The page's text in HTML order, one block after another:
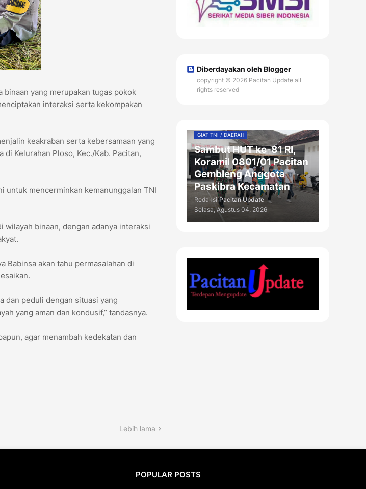
binaan yang merupakan tugas pokok
interaksi serta kekompakan
keakraban serta kebersamaan yang
Kelurahan Ploso, Kec./Kab. Pacitan,
untuk mencerminkan kemanunggalan TNI
binaan, dengan adanya interaksi
Babinsa akan tahu permasalahan di
dan peduli dengan situasi yang
yang aman dan kondusif,” tandasnya.
agar menambah kedekatan dan
Lebih lama
Diberdayakan oleh Blogger
copyright © 2026 Pacitan Update all
rights reserved
GIAT TNI / DAERAH
Sambut HUT ke-81 RI,
Koramil 0801/01 Pacitan
Gembleng Anggota
Paskibra Kecamatan
Redaksi Pacitan Update
Selasa, Agustus 04, 2026
POPULAR POSTS